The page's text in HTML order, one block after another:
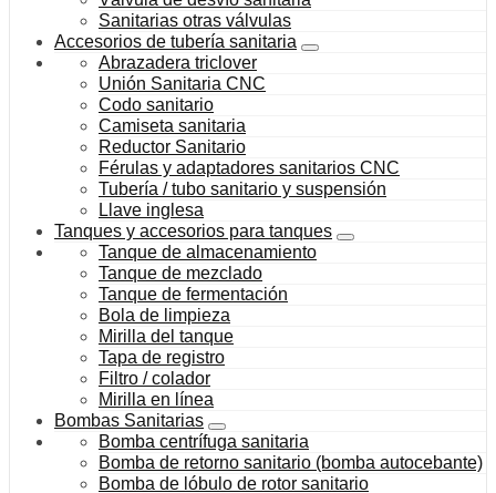
Sanitarias otras válvulas
Accesorios de tubería sanitaria
Abrazadera triclover
Unión Sanitaria CNC
Codo sanitario
Camiseta sanitaria
Reductor Sanitario
Férulas y adaptadores sanitarios CNC
Tubería / tubo sanitario y suspensión
Llave inglesa
Tanques y accesorios para tanques
Tanque de almacenamiento
Tanque de mezclado
Tanque de fermentación
Bola de limpieza
Mirilla del tanque
Tapa de registro
Filtro / colador
Mirilla en línea
Bombas Sanitarias
Bomba centrífuga sanitaria
Bomba de retorno sanitario (bomba autocebante)
Bomba de lóbulo de rotor sanitario